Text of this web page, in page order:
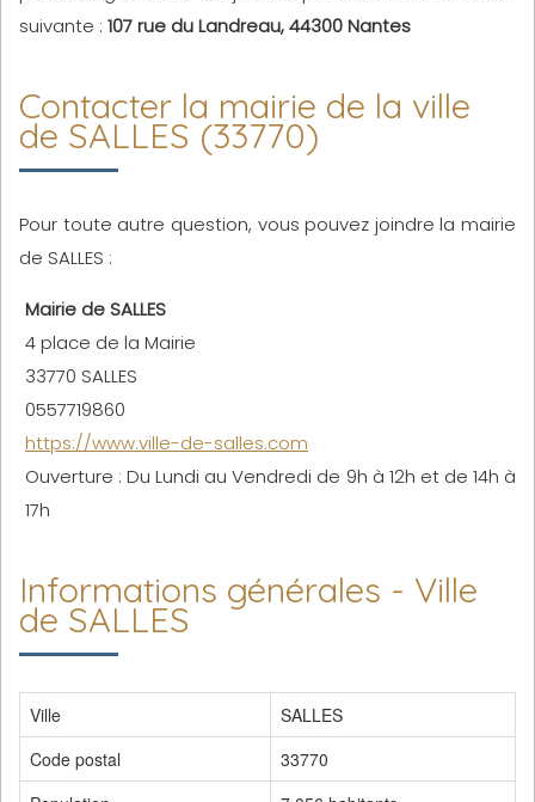
suivante : 107 rue du Landreau, 44300 Nantes
Contacter la mairie de la ville
de SALLES (33770)
Pour toute autre question, vous pouvez joindre la mairie
de SALLES :
Mairie de SALLES
4 place de la Mairie
33770 SALLES
0557719860
https://www.ville-de-salles.com
Ouverture : Du Lundi au Vendredi de 9h à 12h et de 14h à
17h
Informations générales - Ville
de SALLES
Ville
SALLES
Code postal
33770